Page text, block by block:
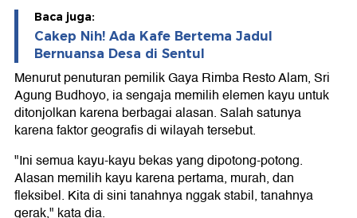
Baca juga:
Cakep Nih! Ada Kafe Bertema Jadul
Bernuansa Desa di Sentul
Menurut penuturan pemilik Gaya Rimba Resto Alam, Sri
Agung Budhoyo, ia sengaja memilih elemen kayu untuk
ditonjolkan karena berbagai alasan. Salah satunya
karena faktor geografis di wilayah tersebut.
"Ini semua kayu-kayu bekas yang dipotong-potong.
Alasan memilih kayu karena pertama, murah, dan
fleksibel. Kita di sini tanahnya nggak stabil, tanahnya
gerak," kata dia.